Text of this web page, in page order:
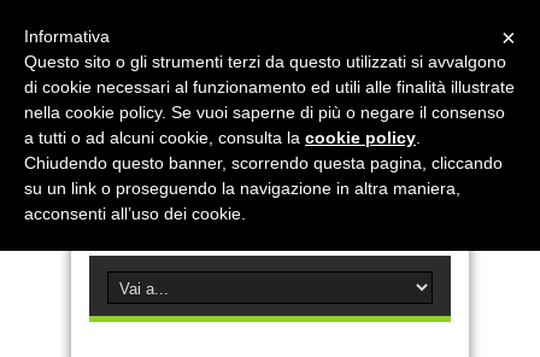
×
Informativa
Questo sito o gli strumenti terzi da questo utilizzati si avvalgono
di cookie necessari al funzionamento ed utili alle finalità illustrate
nella cookie policy. Se vuoi saperne di più o negare il consenso
a tutti o ad alcuni cookie, consulta la cookie policy
Chiudendo questo banner, scorrendo questa pagina, cliccando
su un link o proseguendo la navigazione in altra maniera,
acconsenti all’uso dei cookie.